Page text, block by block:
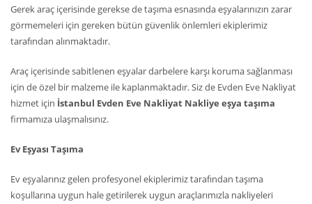
Gerek araç içerisinde gerekse de taşıma esnasında eşyalarınızın zarar
görmemeleri için gereken bütün güvenlik önlemleri ekiplerimiz
tarafından alınmaktadır.
Araç içerisinde sabitlenen eşyalar darbelere karşı koruma sağlanması
için de özel bir malzeme ile kaplanmaktadır. Siz de Evden Eve Nakliyat
hizmet için İstanbul Evden Eve Nakliyat Nakliye eşya taşıma
firmamıza ulaşmalısınız.
Ev Eşyası Taşıma
Ev eşyalarınız gelen profesyonel ekiplerimiz tarafından taşıma
koşullarına uygun hale getirilerek uygun araçlarımızla nakliyeleri